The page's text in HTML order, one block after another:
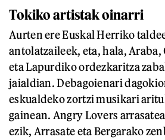
Tokiko artistak oinarri
Aurten ere Euskal Herriko
antolatzaileek, eta, hala, Araba,
eta Lapurdiko ordezkaritza
jaialdian. Debagoienari
eskualdeko zortzi musikari
gainean. Angry Lovers
ezik, Arrasate eta Bergarako